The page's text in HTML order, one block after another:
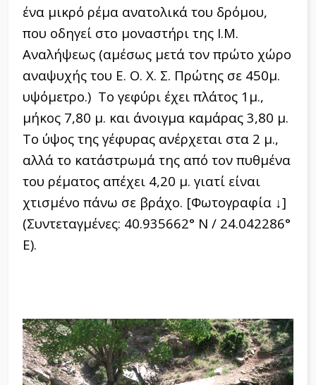
ένα μικρό ρέμα ανατολικά του δρόμου,
που οδηγεί στο μοναστήρι της Ι.Μ.
Αναλήψεως (αμέσως μετά τον πρώτο χώρο
αναψυχής του Ε. Ο. Χ. Σ. Πρώτης σε 450μ.
υψόμετρο.) Το γεφύρι έχει πλάτος 1μ.,
μήκος 7,80 μ. και άνοιγμα καμάρας 3,80 μ.
Το ύψος της γέφυρας ανέρχεται στα 2 μ.,
αλλά το κατάστρωμά της από τον πυθμένα
του ρέματος απέχει 4,20 μ. γιατί είναι
χτισμένο πάνω σε βράχο. [Φωτογραφία ↓]
(Συντεταγμένες: 40.935662° Ν / 24.042286°
Ε).